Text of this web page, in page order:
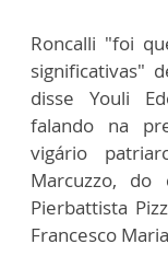
Roncalli "foi
significativas"
disse Youli
falando na
vigário
Marcuzzo, do
Pierbattista
Francesco